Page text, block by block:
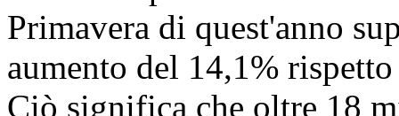
Primavera di quest'anno
aumento del 14,1%
Ciò significa che oltre 18